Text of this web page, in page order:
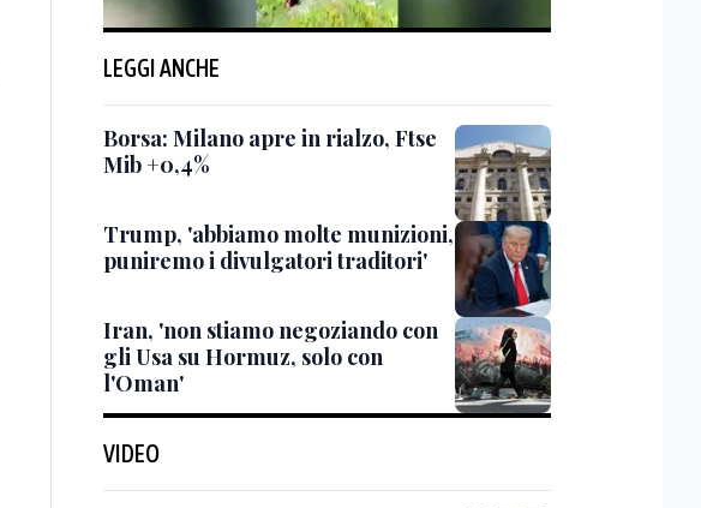
LEGGI ANCHE
Borsa: Milano apre in rialzo, Ftse
Mib +0,4%
Trump, 'abbiamo molte munizioni,
puniremo i divulgatori traditori'
Iran, 'non stiamo negoziando con
gli Usa su Hormuz, solo con
l'Oman'
VIDEO